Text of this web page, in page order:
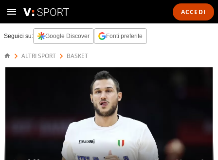
ACCEDI
Seguici su: Google Discover Fonti preferite
ALTRI SPORT BASKET